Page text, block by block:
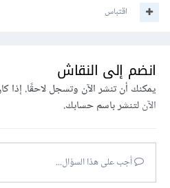
اقتباس
انضم إلى النقاش
يمكنك أن تنشر الآن وتسجل لاحقًا. إذا
الآنلتنشر باسم حسابك.
أجب على هذا السؤال...